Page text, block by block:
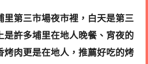
里第三市場夜市裡，白天是第三
是許多埔里在地人晚餐、宵夜的
烤肉更是在地人，推薦好吃的烤